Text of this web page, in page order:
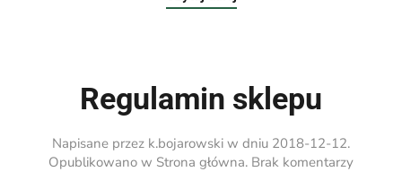
Regulamin sklepu
Napisane przez k.bojarowski w dniu 2018-12-12.
Opublikowano w Strona główna. Brak komentarzydo